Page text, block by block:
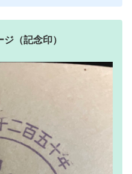
（記念印）